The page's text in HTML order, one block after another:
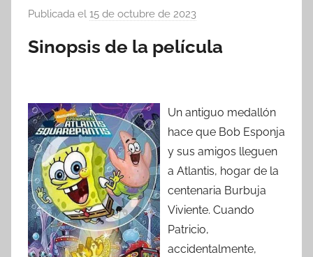
Publicada el 15 de octubre de 2023
r
Sinopsis de la película
Un antiguo medallón
hace que Bob Esponja
y sus amigos lleguen
a Atlantis, hogar de la
centenaria Burbuja
Viviente. Cuando
Patricio,
accidentalmente,